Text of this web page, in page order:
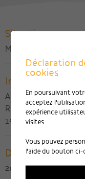
Situation
Mase, Val d'Hérens /
Ingénieur civil
Alpatec SA
Rue de l'Industrie
1920 Martigny
Date de
2014-2015
Déclaration
cookies
En poursuivant
acceptez
expérience
visites.
Vous pouvez
l'aide du bouton ci-